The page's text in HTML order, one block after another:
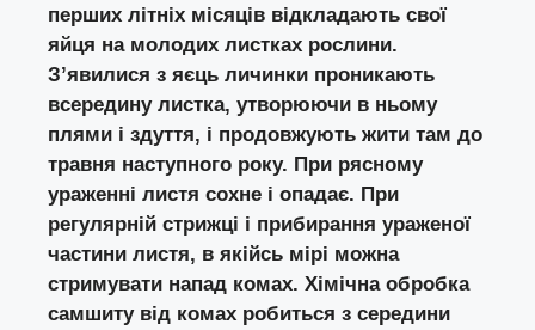
перших літніх місяців відкладають свої
яйця на молодих листках рослини.
З’явилися з яєць личинки проникають
всередину листка, утворюючи в ньому
плями і здуття, і продовжують жити там до
травня наступного року. При рясному
ураженні листя сохне і опадає. При
регулярній стрижці і прибирання ураженої
частини листя, в якійсь мірі можна
стримувати напад комах. Хімічна обробка
самшиту від комах робиться з середини